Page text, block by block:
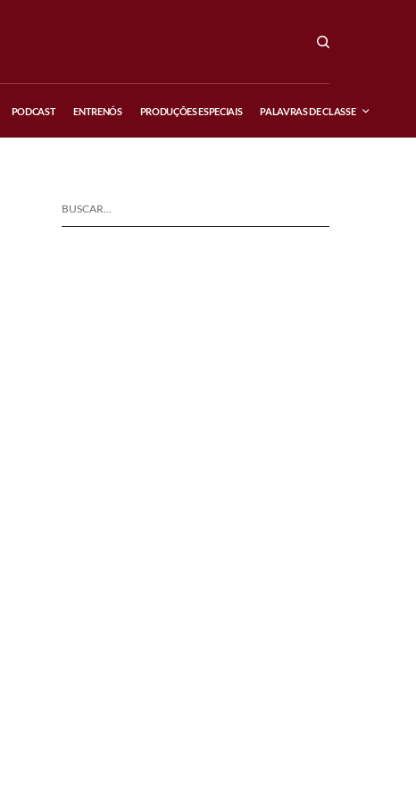
PODCAST ENTRENÓS PRODUÇÕES ESPECIAIS PALAVRAS DE CLASSE